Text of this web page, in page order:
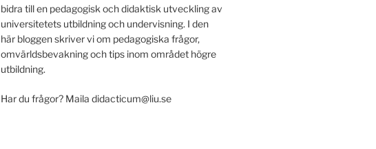
bidra till en pedagogisk och didaktisk utveckling av
universitetets utbildning och undervisning. I den
här bloggen skriver vi om pedagogiska frågor,
omvärldsbevakning och tips inom området högre
utbildning.
Har du frågor? Maila didacticum@liu.se